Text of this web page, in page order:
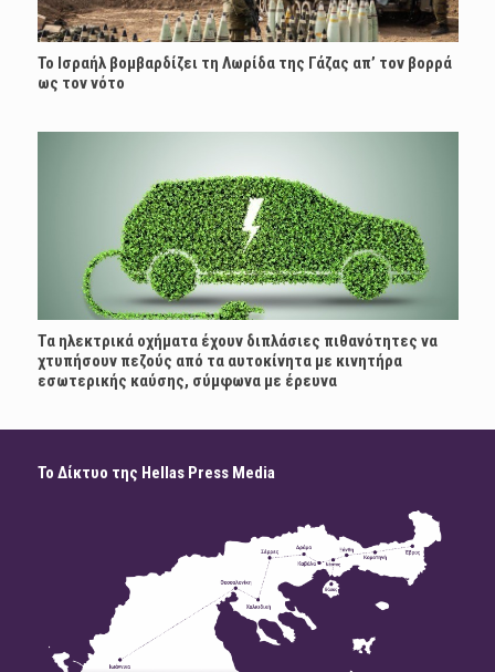
Το Ισραήλ βομβαρδίζει τη Λωρίδα της Γάζας απ’ τον βορρά
ως τον νότο
Τα ηλεκτρικά οχήματα έχουν διπλάσιες πιθανότητες να
χτυπήσουν πεζούς από τα αυτοκίνητα με κινητήρα
εσωτερικής καύσης, σύμφωνα με έρευνα
Το Δίκτυο της Hellas Press Media